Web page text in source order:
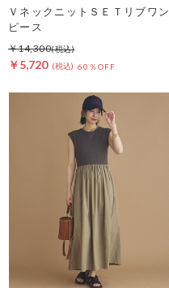
ＶネックニットＳＥＴリブワン
ピース
￥5,720 60％OFF
￥14,300